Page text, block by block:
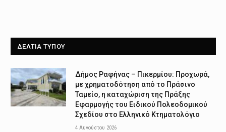
ΔΕΛΤΙΑ ΤΥΠΟΥ
Δήμος Ραφήνας – Πικερμίου: Προχωρά,
με χρηματοδότηση από το Πράσινο
Ταμείο, η καταχώριση της Πράξης
Εφαρμογής του Ειδικού Πολεοδομικού
Σχεδίου στο Ελληνικό Κτηματολόγιο
4 Αυγούστου 2026